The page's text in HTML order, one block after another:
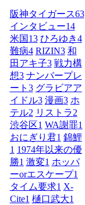
阪神タイガース63
インタビュー14
米国13 ひろゆき4
難病4 RIZIN3 和
田アキ子3 戦力構
想3 ナンバープレ
ート 3 グラビアア
イドル3 漫画3 ホ
テル2 リストラ2
渋谷区1 WA謝罪1
おにぎり君1 錦鯉
1 1974年以来の優
勝1 激変1 ホッパ
ーorエスケープ1
タイム要求1 X-
Cite1 樋口武大1